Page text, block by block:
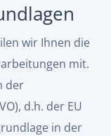
wir Ihnen die
mit.
der
d.h. der EU
in der